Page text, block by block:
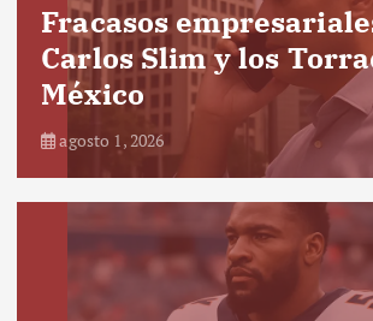
Fracasos
Carlos Slim y los
México
agosto 1, 2026